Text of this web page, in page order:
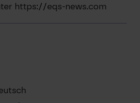
https://eqs-news.com